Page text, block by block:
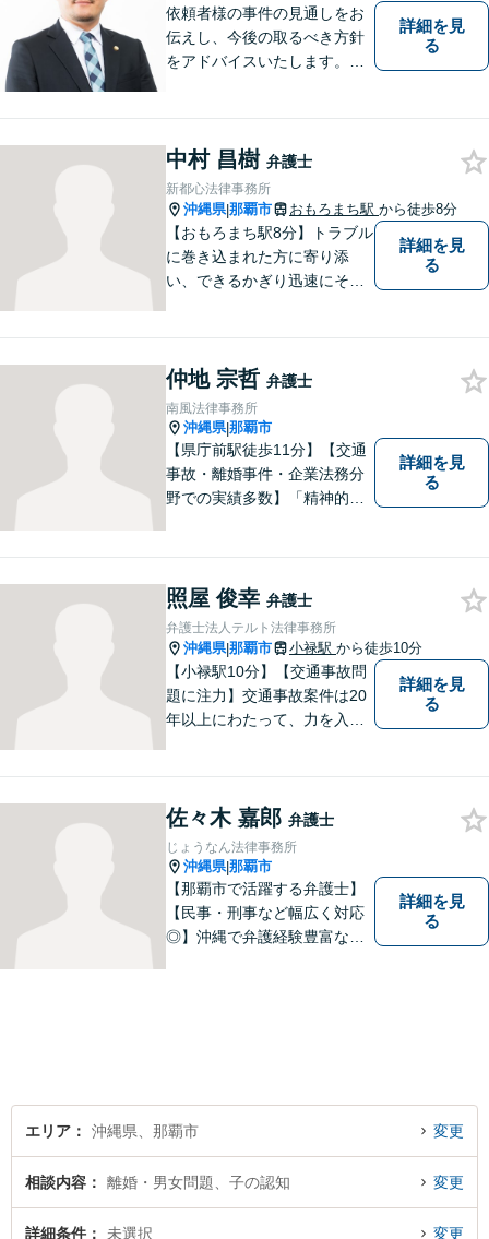
さい。
依頼者様の事件の見通しをお
伝えし、今後の取るべき方針
をアドバイスいたします。徹
詳細を見
る
中村 昌樹 弁護士
新都心法律事務所
沖縄県|那覇市 おもろまち駅 から徒歩8分
【おもろまち駅8分】トラブル
に巻き込まれた方に寄り添
い、できるかぎり迅速にそし
婚、借金、相続、交通事故
等、生活上のトラブルがござ
いましたら、お気軽にご相談
下さい。
詳細を見
る
仲地 宗哲 弁護士
南風法律事務所
沖縄県|那覇市
【県庁前駅徒歩11分】【交通
事故・離婚事件・企業法務分
野での実績多数】「精神的な
ですので、お気軽にご相談く
ださい。個々に応じた解決策
をご提案します。
詳細を見
る
照屋 俊幸 弁護士
弁護士法人テルト法律事務所
沖縄県|那覇市 小禄駅 から徒歩10分
【小禄駅10分】【交通事故問
題に注力】交通事故案件は20
年以上にわたって、力を入れ
はぜひ、当事務所にご相談く
ださい。【企業法務対応可
能】
詳細を見
る
佐々木 嘉郎 弁護士
じょうなん法律事務所
沖縄県|那覇市
【那覇市で活躍する弁護士】
【民事・刑事など幅広く対応
◎】沖縄で弁護経験豊富な弁
詳細を見
る
エリア 沖縄県、那覇市 変更
相談内容 離婚・男女問題、子の認知 変更
詳細条件 未選択 変更